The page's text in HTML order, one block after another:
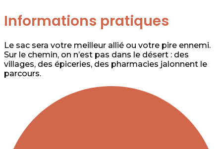
Informations pratiques
Le sac sera votre meilleur allié ou votre pire ennemi.
Sur le chemin, on n’est pas dans le désert : des
villages, des épiceries, des pharmacies jalonnent le
parcours.